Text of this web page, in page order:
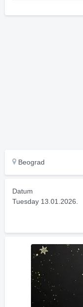
Beograd
Datum
Tuesday 13.01.2026.